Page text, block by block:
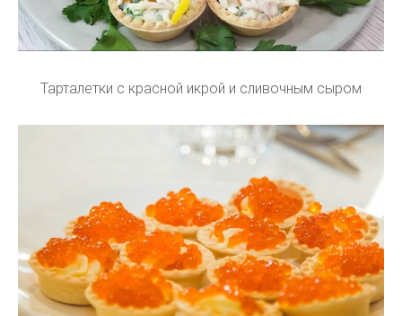
Тарталетки с красной икрой и сливочным сыром